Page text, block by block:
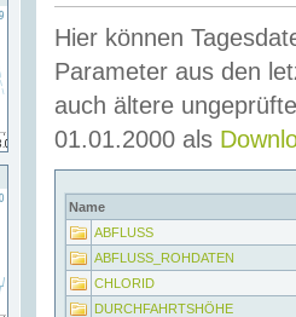
Hier können
Parameter aus den
auch ältere
01.01.2000 als
Name
ABFLUSS
ABFLUSS_ROHDATEN
CHLORID
DURCHFAHRTSHÖHE